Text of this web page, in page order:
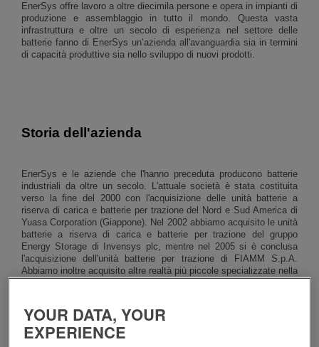
EnerSys offre lavoro a oltre diecimila persone e opera in impianti di
produzione e assemblaggio in tutto il mondo. Questa vasta
infrastruttura e oltre un secolo di esperienza nel settore delle
batterie fanno di EnerSys un’azienda all'avanguardia sia in termini
di capacità produttive sia nello sviluppo di nuovi prodotti.
Storia dell'azienda
EnerSys e le aziende che l'hanno preceduta producono batterie
industriali da oltre un secolo. L'attuale società è stata costituita
verso la fine del 2000 con l'acquisizione delle unità batterie a
riserva di carica e batterie per trazione del Nord e Sud America di
Yuasa Corporation (Giappone). Nel 2002 abbiamo acquisito le unità
batterie a riserva di carica e batterie per trazione del gruppo
Energy Storage di Invensys plc, mentre nel 2005 si è conclusa
l'acquisizione dell'unità batterie per trazione di FIAMM S.p.A.
Abbiamo inoltre acquisito altre realtà più piccole specializzate nella
coprono un'ampia gamma di dimensioni, configurazioni e capacità
elettriche, consentendoci di soddisfare un gran numero di
applicazioni. Maggiori informazioni sui nostri prodotti sono
YOUR DATA, YOUR
EXPERIENCE